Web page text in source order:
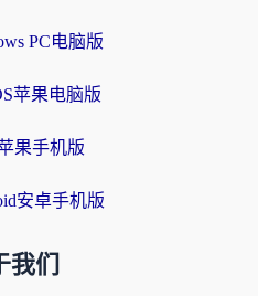
PC电脑版
苹果电脑版
果手机版
安卓手机版
我们